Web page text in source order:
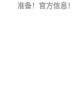
准备！官方信息！